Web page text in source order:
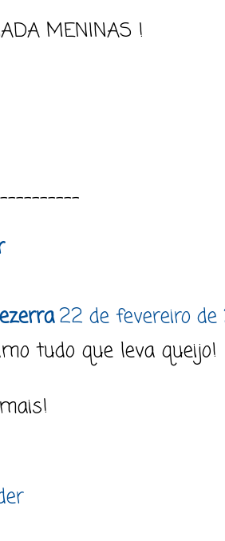
MENINAS !
22 de fevereiro de
tudo que leva queijo!